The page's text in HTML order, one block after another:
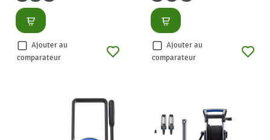
Consulter
Ajouter au
comparateur
Consulter
Ajouter au
comparateur